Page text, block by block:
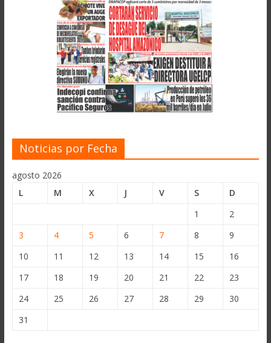
Noticias por Fecha
agosto 2026
L
M X J V S
D
1
2
3
4 5 6 7 8
9
10
11 12 13 14 15
16
17
18 19 20 21 22
23
24
25 26 27 28 29
30
31